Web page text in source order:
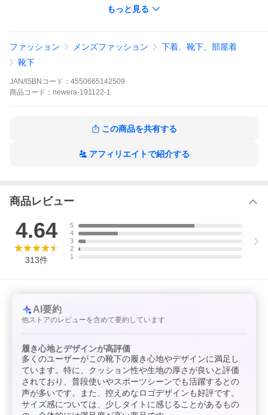
響も受け、スポーツカルチャーとファッションを融合したアイテ
状態でのお届けとなります。
ギフト用途でご検討のお客様は、あらかじめご了承くださいます
ようお願い申し上げます。
もっと見る
ファッション メンズファッション
下着、靴下、部屋着
靴下
JAN/ISBNコード： 4550665142509
商品 コード： newera-191122-1
この商品を共有する
アフィリエイトで紹介する
商品レビュー
4.64
313件
5
4
3
2
1
AI要約
他ストアのレビューを含めて要約しています
履き心地とデザインが高評価
多くのユーザーがこの靴下の履き心地やデザインに満足し
ています。特に、クッション性や生地の厚さが良いと評価
されており、普段使いやスポーツシーンでも活躍するとの
声が多いです。また、控えめなロゴデザインも好評です。
サイズ感については、少しタイトに感じることがあるもの